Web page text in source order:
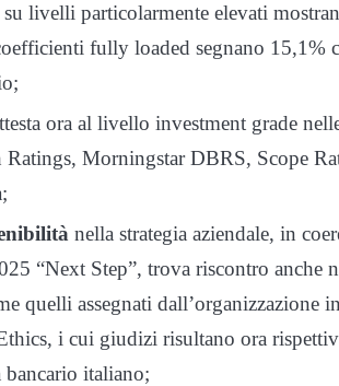
livelli particolarmente elevati
fully loaded segnano 15,1%
ora al livello investment grade
Morningstar DBRS, Scope
nella strategia aziendale, in
“Next Step”, trova riscontro anche
quelli assegnati dall’organizzazione
i cui giudizi risultano ora
italiano;